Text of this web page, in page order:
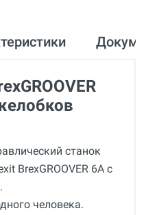
станок
BrexGROOVER 6А с
человека.